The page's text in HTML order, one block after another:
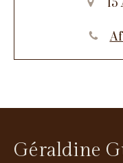
Géraldine